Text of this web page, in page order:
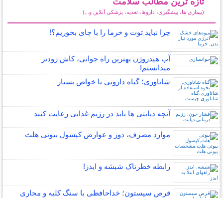
(بیماری ها، پیشگیری، داروها، تغذیه، پزشکی آنلاین و...)
چرا نباید توت و خرما را با چای بخوریم؟!
آب هیدروژن بهترین راه جوانی، کاش زودتر
میدانستم!
شاتاوری؛ گیاه دارویی با خواص بسیار
آنچه دیابتی ها باید در رژیم غذایی رعایت کنند
موارد مصرف، دوز و عوارض کپسول بیوتی هلث
رابطه خطرناک شیشه و ایدز!
قرص سیستون؛ خداحافظی با سنگ کلیه و مجاری